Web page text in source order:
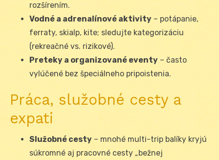
rozšírením.
Vodné a adrenalínové aktivity – potápanie,
ferraty, skialp, kite; sledujte kategorizáciu
(rekreačné vs. rizikové).
Preteky a organizované eventy – často
vylúčené bez špeciálneho pripoistenia.
Práca, služobné cesty a
expati
Služobné cesty – mnohé multi-trip balíky kryjú
súkromné aj pracovné cesty „bežnej